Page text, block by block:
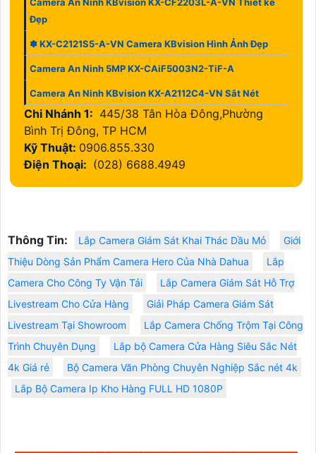
Camera An Ninh KBvision KX-CF2203L-A-VN Thiết kế
Đẹp
✽ KX-C2121S5-A-VN Camera KBvision Hình Ảnh Đẹp
Camera An Ninh 5MP KX-CAiF5003N2-TiF-A
Camera An Ninh KBvision KX-A2112C4-VN Sắt Nét
Chi Nhánh 1: 445/38 Tân Hòa Đông,Phường
Bình Trị Đông, TP HCM
Kỹ Thuật: 0906.855.330
Điện Thoại: (028) 6688.4949
Thông Tin: Lắp Camera Giám Sát Khai Thác Dầu Mỏ
Giới
Thiệu Dòng Sản Phẩm Camera Hero Của Nhà Dahua
Lắp
Camera Cho Công Ty Vận Tải
Lắp Camera Giám Sát Hỗ Trợ
Livestream Cho Cửa Hàng
Giải Pháp Camera Giám Sát
Livestream Tại Showroom
Lắp Camera Chống Trộm Tại Công
Trình Chuyên Dụng
Lắp bộ Camera Cửa Hàng Siêu Sắc Nét
4k Giá rẻ
Bộ Camera Văn Phòng Chuyên Nghiệp Sắc nét 4k
Lắp Bộ Camera Ip Kho Hàng FULL HD 1080P